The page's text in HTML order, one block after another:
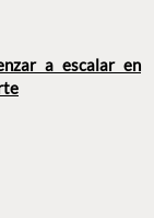
a escalar en